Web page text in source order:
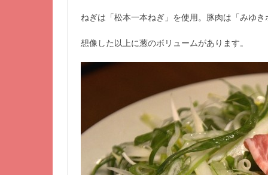
ねぎは「松本一本ねぎ」を使用。豚肉は「みゆ
想像した以上に葱のボリュームがあります。